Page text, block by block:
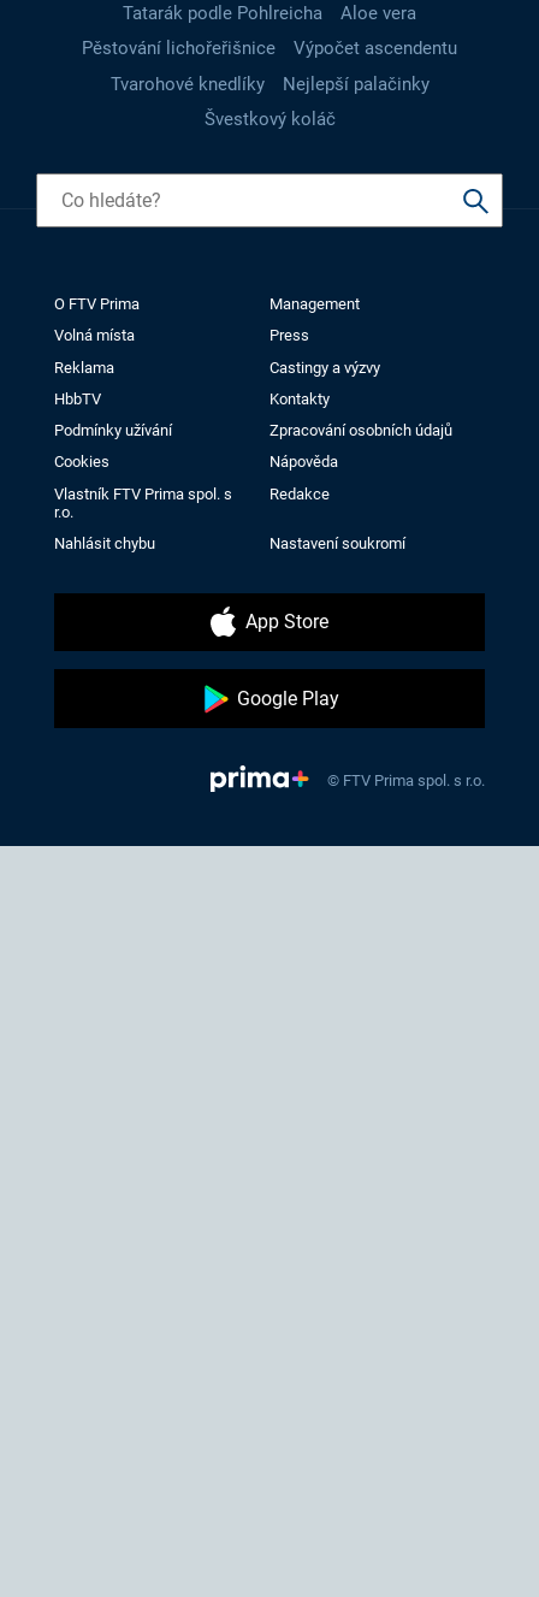
Tatarák podle Pohlreicha
Aloe vera
Pěstování lichořeřišnice
Výpočet ascendentu
Tvarohové knedlíky
Nejlepší palačinky
Švestkový koláč
O FTV Prima
Management
Volná místa
Press
Reklama
Castingy a výzvy
HbbTV
Kontakty
Podmínky užívání
Zpracování osobních údajů
Cookies
Nápověda
Vlastník FTV Prima spol. s
r.o.
Redakce
Nahlásit chybu Nastavení soukromí
App Store
Google Play
© FTV Prima spol. s r.o.